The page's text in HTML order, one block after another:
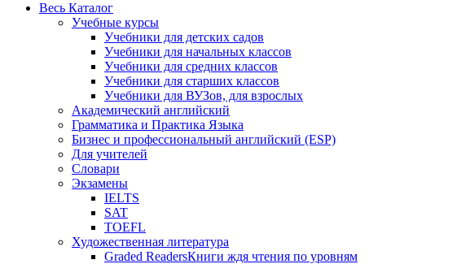
Весь Каталог
Учебные курсы
Учебники для детских садов
Учебники для начальных классов
Учебники для средних классов
Учебники для старших классов
Учебники для ВУЗов, для взрослых
Академический английский
Грамматика и Практика Языка
Бизнес и профессиональный английский (ESP)
Для учителей
Словари
Экзамены
IELTS
SAT
TOEFL
Художественная литература
Graded ReadersКниги ждя чтения по уровням